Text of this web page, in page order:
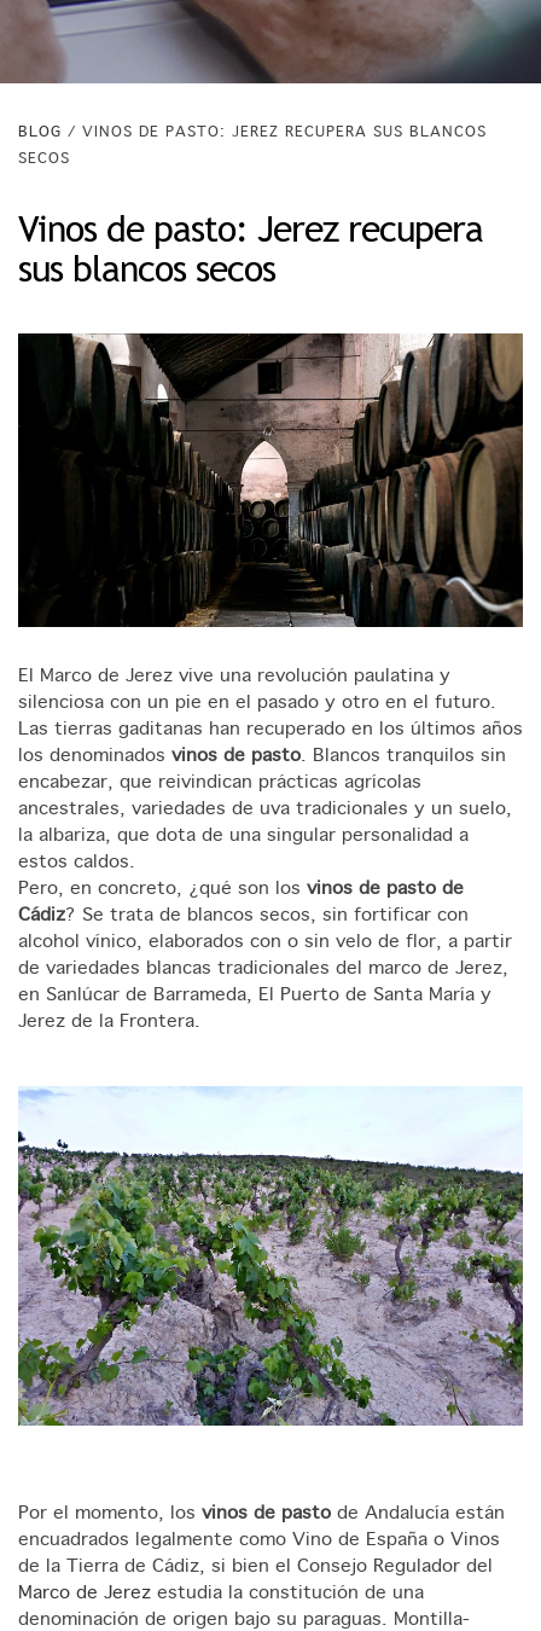
BLOG / VINOS DE PASTO: JEREZ RECUPERA SUS BLANCOS
SECOS
Vinos de pasto: Jerez recupera
sus blancos secos
El Marco de Jerez vive una revolución paulatina y
silenciosa con un pie en el pasado y otro en el futuro.
Las tierras gaditanas han recuperado en los últimos años
los denominados vinos de pasto. Blancos tranquilos sin
encabezar, que reivindican prácticas agrícolas
ancestrales, variedades de uva tradicionales y un suelo,
la albariza, que dota de una singular personalidad a
estos caldos.
Pero, en concreto, ¿qué son los vinos de pasto de
Cádiz? Se trata de blancos secos, sin fortificar con
alcohol vínico, elaborados con o sin velo de flor, a partir
de variedades blancas tradicionales del marco de Jerez,
en Sanlúcar de Barrameda, El Puerto de Santa María y
Jerez de la Frontera.
Por el momento, los vinos de pasto de Andalucía están
encuadrados legalmente como Vino de España o Vinos
de la Tierra de Cádiz, si bien el Consejo Regulador del
Marco de Jerez estudia la constitución de una
denominación de origen bajo su paraguas. Montilla-